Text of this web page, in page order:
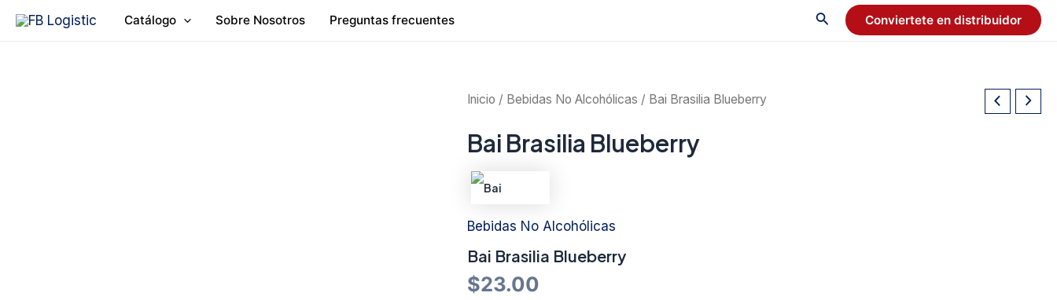
Catálogo Sobre Nosotros Preguntas frecuentes Conviertete en distribuidor
Inicio / Bebidas No Alcohólicas / Bai Brasilia Blueberry
Bai Brasilia Blueberry
Bebidas No Alcohólicas
Bai Brasilia Blueberry
$23.00